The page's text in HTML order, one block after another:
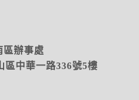
區辦事處
區中華一路336號5樓